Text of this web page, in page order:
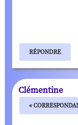
RÉPONDRE
Clémentine
«